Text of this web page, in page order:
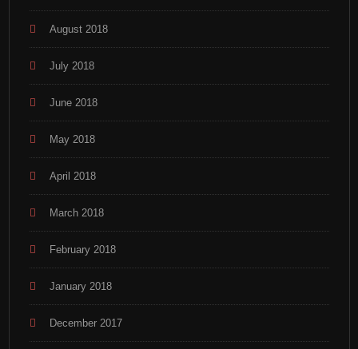
August 2018
July 2018
June 2018
May 2018
April 2018
March 2018
February 2018
January 2018
December 2017